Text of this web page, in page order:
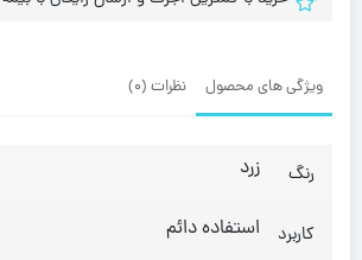
ویژگی های محصول نظرات (0)
رنگ زرد
کاربرد استفاده دائم